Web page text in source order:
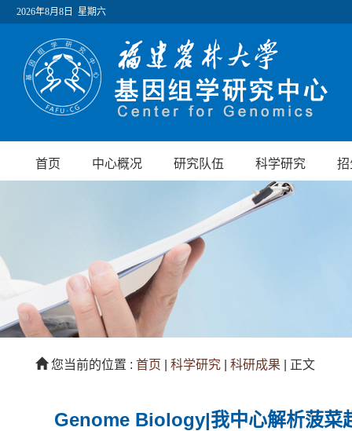
2026年8月8日 星期六
首页 中心概况 研究队伍 科学研究 招
您当前的位置 : 首页 科学研究 科研成果 正文
Genome Biology|我中心解析菠菜